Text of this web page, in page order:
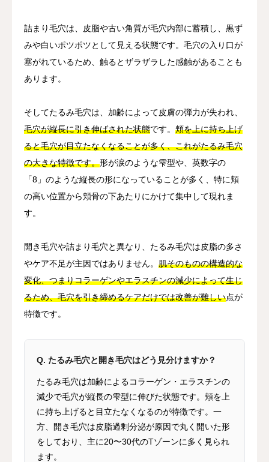
詰まり毛穴は、皮脂や古い角質が毛穴内部に蓄積し、黒ず
みや白いポツポツとして見える状態です。毛穴の入り口が
塞がれているため、触るとザラザラした感触があることも
あります。
そしてたるみ毛穴は、加齢によって皮膚の弾力が失われ、
毛穴が縦長に引き伸ばされた状態です。 頬を上に持ち上げ
ると毛穴が目立たなくなることが多く、これがたるみ毛穴
の大きな特徴です。形が涙のような雫型や、英数字の
「8」のような縦長の形になっていることが多く、特に頬
の高い位置から頬骨の下あたりにかけて集中して現れま
す。
開き毛穴や詰まり毛穴と異なり、たるみ毛穴は皮脂の多さ
やケア不足が主因ではありません。 肌そのものの構造的な
変化、つまりコラーゲンやエラスチンの減少によって生じ
るため、毛穴を引き締めるケアだけでは改善が難しい点が
特徴です。
Q. たるみ毛穴と開き毛穴はどう見分けますか？
たるみ毛穴は加齢によるコラーゲン・エラスチンの
減少で毛穴が縦長の雫型に伸びた状態です。頬を上
に持ち上げると目立たなくなるのが特徴です。一
方、開き毛穴は皮脂過剰分泌が原因で丸く開いた形
をしており、主に20〜30代のTゾーンに多く見られ
ます。